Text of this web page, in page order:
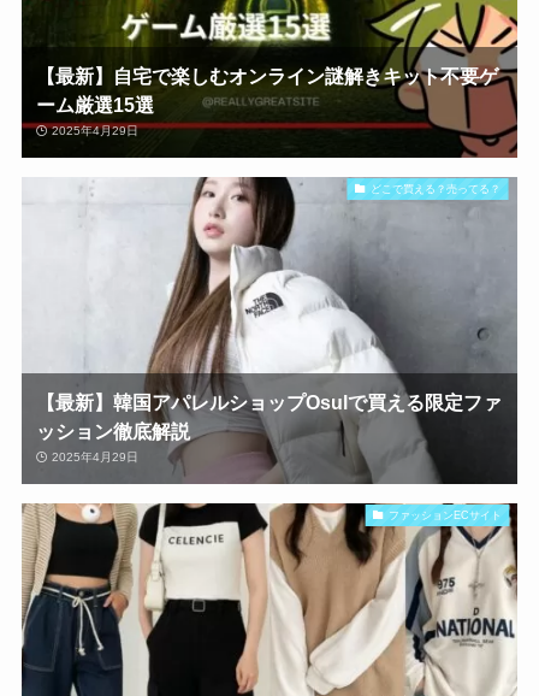
【最新】自宅で楽しむオンライン謎解きキット不要ゲ
ーム厳選15選
2025年4月29日
どこで買える？売ってる？
【最新】韓国アパレルショップOsulで買える限定ファ
ッション徹底解説
2025年4月29日
ファッションECサイト